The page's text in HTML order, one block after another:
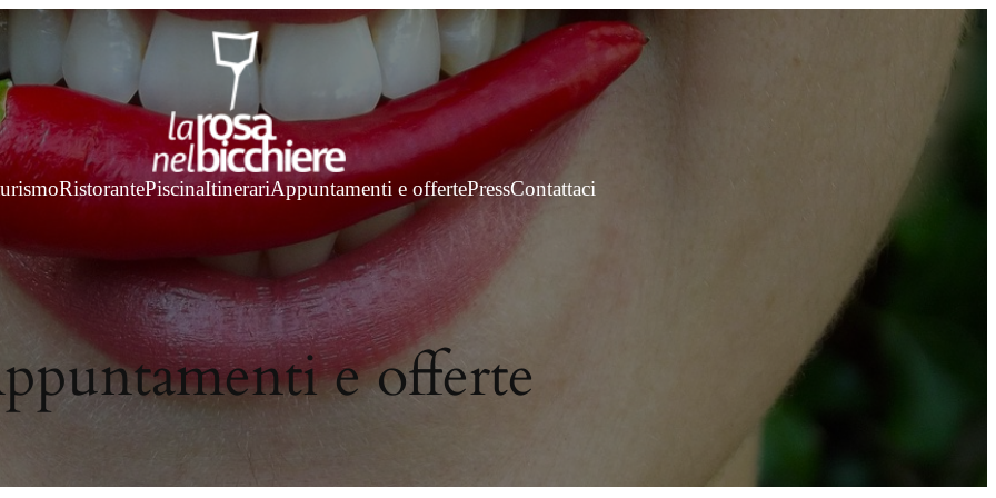
RistorantePiscinaItinerariAppuntamenti e offertePressContattaci
e offerte